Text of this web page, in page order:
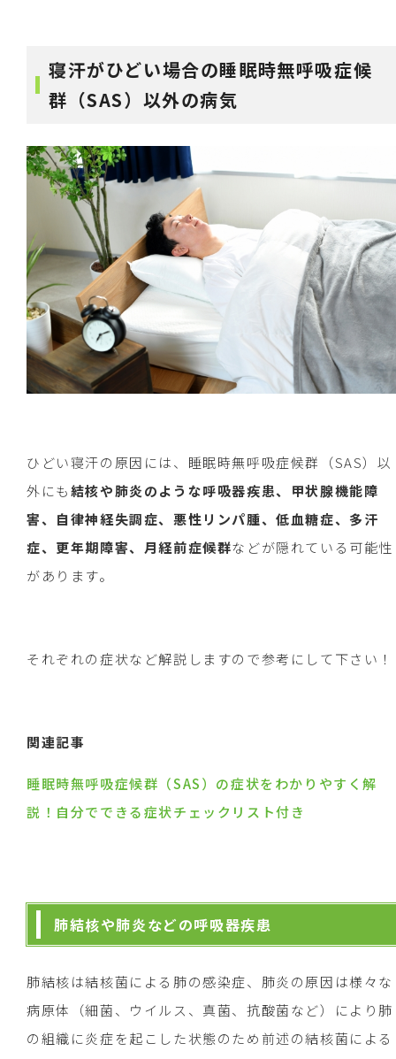
寝汗がひどい場合の睡眠時無呼吸症候
群（SAS）以外の病気
ひどい寝汗の原因には、睡眠時無呼吸症候群（SAS）以
外にも結核や肺炎のような呼吸器疾患、甲状腺機能障
害、自律神経失調症、悪性リンパ腫、低血糖症、多汗
症、更年期障害、月経前症候群などが隠れている可能性
があります。
それぞれの症状など解説しますので参考にして下さい！
関連記事
睡眠時無呼吸症候群（SAS）の症状をわかりやすく解
説！自分でできる症状チェックリスト付き
肺結核や肺炎などの呼吸器疾患
肺結核は結核菌による肺の感染症、肺炎の原因は様々な
病原体（細菌、ウイルス、真菌、抗酸菌など）により肺
の組織に炎症を起こした状態のため前述の結核菌による